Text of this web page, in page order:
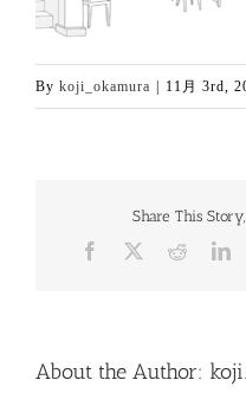
By koji_okamura 11月 3rd,
Share This
Facebook Reddit
About the Author: